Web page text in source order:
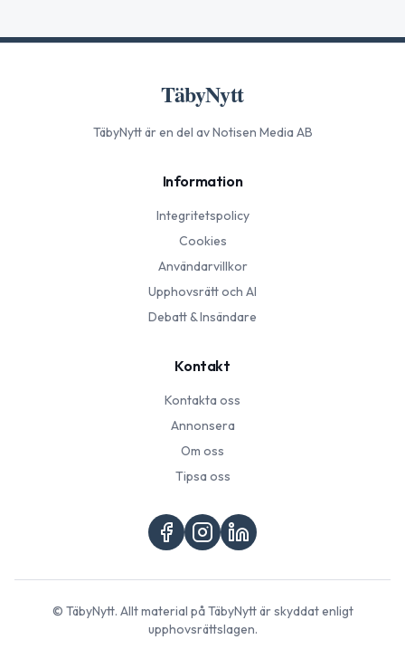
TäbyNytt
TäbyNyttär en del av Notisen Media AB
Information
Integritetspolicy
Cookies
Användarvillkor
Upphovsrätt och AI
Debatt & Insändare
Kontakt
Kontakta oss
Annonsera
Om oss
Tipsa oss
© TäbyNytt. Allt material påTäbyNyttär skyddat enligt
upphovsrättslagen.